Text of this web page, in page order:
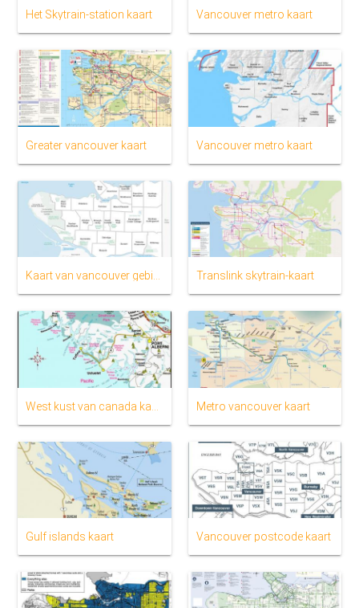
Het Skytrain-station kaart Vancouver metro kaart
Greater vancouver kaart Vancouver metro kaart
Kaart van vancouver gebied Translink skytrain-kaart
Metro vancouver kaart
Gulf islands kaart Vancouver postcode kaart